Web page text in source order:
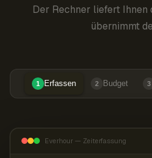
Der Rechner liefert
übernimmt
1 Erfassen 2 Budget 3
Everhour — Zeiterfassung